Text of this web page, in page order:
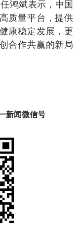
鸿斌表示，中国
质量平台，提供
康稳定发展，更
合作共赢的新局
新闻微信号